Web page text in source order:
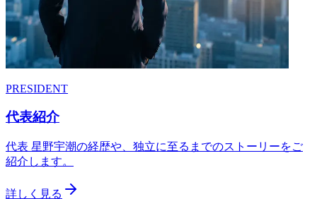
PRESIDENT
代表紹介
代表 星野宇潮の経歴や、独立に至るまでのストーリーをご
紹介します。
詳しく見る